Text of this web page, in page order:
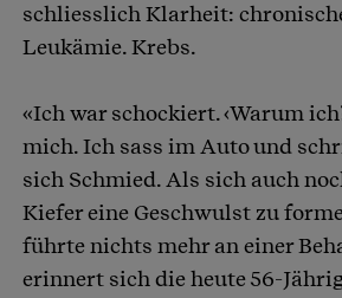
schliesslich Klarheit:
Leukämie. Krebs.
«Ich war schockiert. ‹Warum
mich. Ich sass im Auto und
sich Schmied. Als sich auch
Kiefer eine Geschwulst zu
führte nichts mehr an einer
erinnert sich die heute 56-